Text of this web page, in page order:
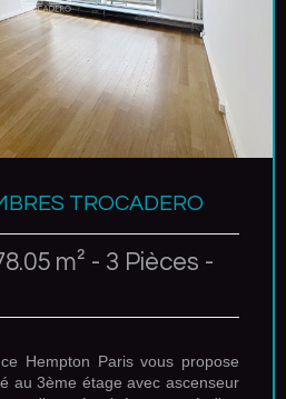
TROCADERO
m² - 3 Pièces -
Hempton Paris vous propose
au 3ème étage avec ascenseur